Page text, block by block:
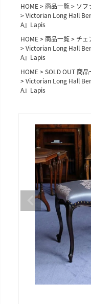
HOME
商品一覧
ソフ
Victorian Long Hall
A』Lapis
HOME
商品一覧
チェ
Victorian Long Hall
A』Lapis
HOME
SOLD OUT 商品
Victorian Long Hall
A』Lapis